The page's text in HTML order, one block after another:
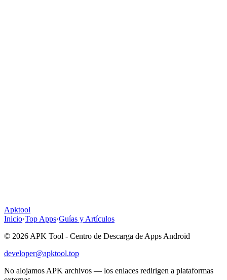
Apktool
Inicio·Top Apps·Guías y Artículos
© 2026 APK Tool - Centro de Descarga de Apps Android
developer@apktool.top
No alojamos APK archivos — los enlaces redirigen a plataformas